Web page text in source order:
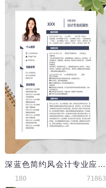
深蓝色简约风会计专业应届实习生简历
180 71863